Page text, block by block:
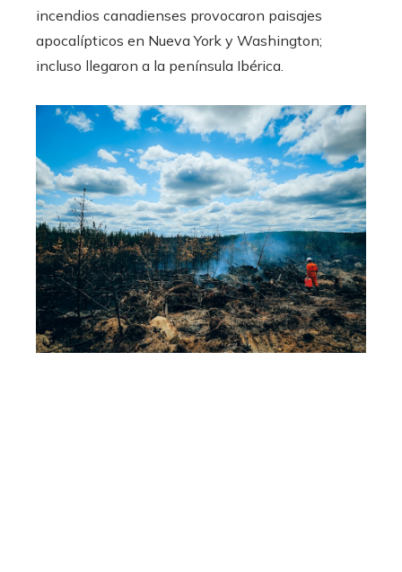
incendios canadienses provocaron paisajes
apocalípticos en Nueva York y Washington;
incluso llegaron a la península Ibérica.